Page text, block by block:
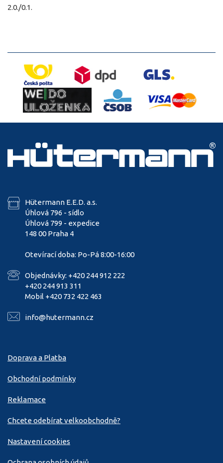
2.0./0.1.
Hütermann E.E.D. a.s.
Úhlová 796 - sídlo
Úhlová 799 - expedice
148 00 Praha 4
Otevírací doba: Po-Pá 8:00-16:00
Objednávky: +420 244 912 222
+420 244 913 311
Mobil +420 732 422 463
info@hutermann.cz
Doprava a Platba
Obchodní podmínky
Reklamace
Chcete odebírat velkoobchodně?
Nastavení cookies